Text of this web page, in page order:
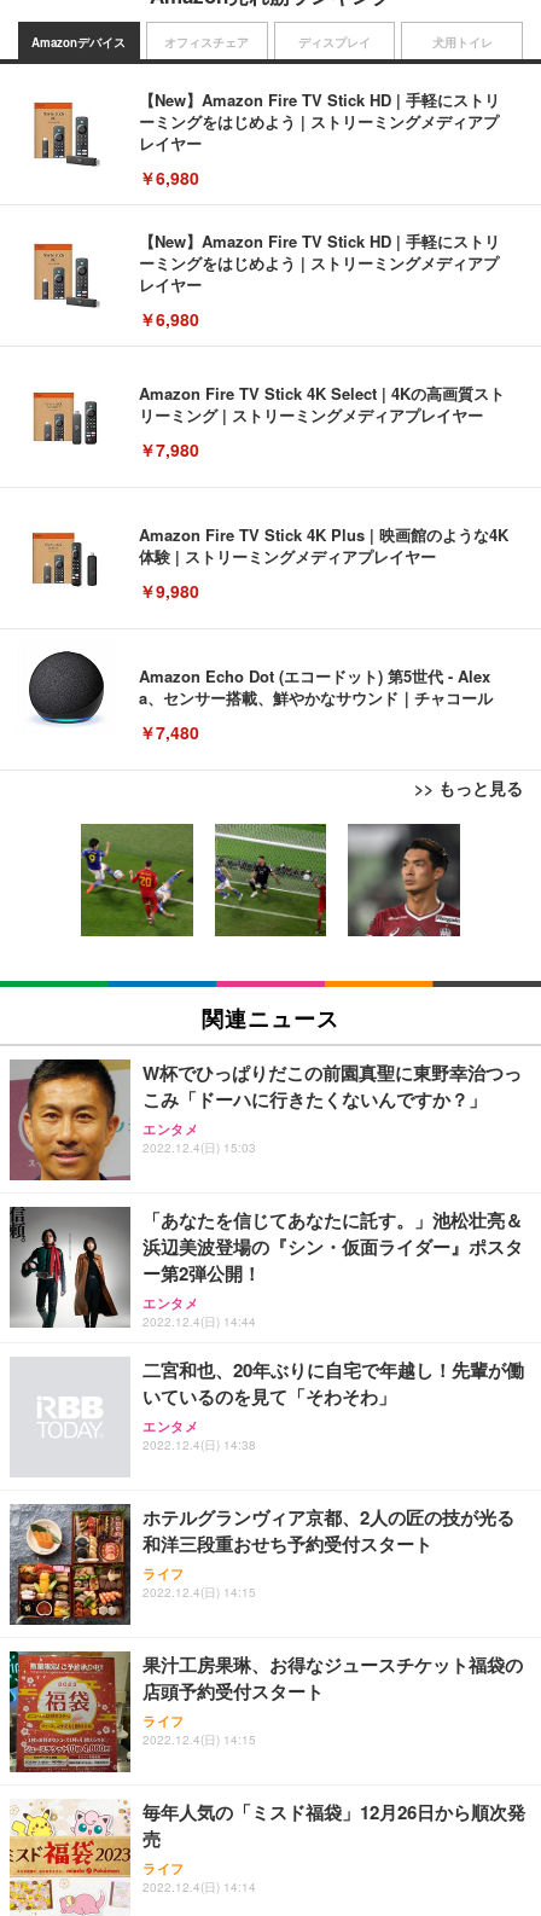
Amazonデバイス
【New】Amazon Fire TV Stick HD | 手軽にストリ
ーミングをはじめよう | ストリーミングメディアプ
レイヤー
￥6,980
【New】Amazon Fire TV Stick HD | 手軽にストリ
ーミングをはじめよう | ストリーミングメディアプ
レイヤー
￥6,980
Amazon Fire TV Stick 4K Select | 4Kの高画質スト
リーミング | ストリーミングメディアプレイヤー
￥7,980
Amazon Fire TV Stick 4K Plus | 映画館のような4K
体験 | ストリーミングメディアプレイヤー
￥9,980
Amazon Echo Dot (エコードット) 第5世代 - Alex
a、センサー搭載、鮮やかなサウンド｜チャコール
￥7,480
>> もっと見る
オフィスチェア
[EdoErgo] オフィスチェア 椅子 テレワーク 疲れな
い 跳ね上げ式アームレスト コンパクト 約105度ロッ
キング pc 事務椅子 360度回転 座面昇降 強化ナイロ
ン樹脂ベース 通気性メッシュ 在宅ワーク H-WY01
(黒網+黒枠+黒足)
￥5,699
SIHOO B100 オフィスチェア／デスクチェア メッシ
ュチェア 人間工学 疲れない ブラック
￥27,999
Sezlife オフィスチェア デスクチェア 疲れない テレ
ワーク チェア 強化バックレスト 30度ロッキング機
能 人間工学 椅子 腰サポート 90度跳ね上げ式アーム
ョン PCチェア 通気性メッシュ ゲーミング/勉強/事
務用 おしゃれ パソコンチェア (ブラック)
Sezlife オフィスチェア デスクチェア 疲れない テレ
ワーク チェア 強化バックレスト 30度ロッキング機
能 人間工学 椅子 腰サポート 90度跳ね上げ式アーム
レスト 3Dヘッドレスト ハンガー付き 高反発クッシ
務用 おしゃれ パソコンチェア (ホワイト)
ANDWINT オフィスチェア デスクチェア 肘なし メ
ッシュ 通気性 ランバーサポート付き 腰サポート ガ
ス圧無段階昇降 360度回転 キャスター付き コンパク
ディスプレイ
EIZO ビジネス向けプレミアムモニター | FlexScan
EV3240X-WT | 31.5型4K UHD・USB Type-C・ホワ
イト
￥105,595
EIZO ビジネス向けプレミアムモニター | FlexScan
【純正品】27"ゲーミングモニター DualSense 充電
フック付き（CFI-ZDM1J）
【整備済み品】Dell E2724HS 27インチ 液晶モニタ
ー フルHD（1920×1080）VA 非光沢 HDMI/DisplayP
ort/VGA スピーカー内蔵 高さ調整 スイベル VESA対
応 ComfortView ビジネス向け
【MiniLED/24.5inch/280Hz/FHD】GRAPHT THE S
HOOTER Gaming Monitor 24” Essential ゲーミン
グモニター QD 24.5インチ 1ms FHD 量子ドット 残
犬用トイレ
Amazonベーシック ペットシーツ 薄型 レギュラー 1
回使い捨て 無香料 ホワイト 300枚
￥3,373
Amazonベーシック ペットシーツ 厚型 ワイド 42枚
x2袋(84枚) ホワイト(吸収面:ライトブルー)
￥3,234
ネオ・ルーライフ ネオ・オムツ L 中型犬用 26枚入
り 単品
Smart Basic(スマートベーシック) 【Amazon.co.jp
限定】 Smart Basic アイリスオーヤマ ペットシーツ
超厚型 お徳用 ワイド 100枚入 (x 1) (ケース販売)
アイリスオーヤマ ペットシーツ 超厚型 お徳用 レギ
ュラー 200枚入【Amazon.co.jp限定】
関連ニュース
W杯でひっぱりだこの前園真聖に東野幸治つっ
こみ「ドーハに行きたくないんですか？」
エンタメ
2022.12.4(日) 15:03
「あなたを信じてあなたに託す。」池松壮亮＆
浜辺美波登場の『シン・仮面ライダー』ポスタ
ー第2弾公開！
エンタメ
2022.12.4(日) 14:44
二宮和也、20年ぶりに自宅で年越し！先輩が働
いているのを見て「そわそわ」
エンタメ
2022.12.4(日) 14:38
ホテルグランヴィア京都、2人の匠の技が光る
和洋三段重おせち予約受付スタート
ライフ
2022.12.4(日) 14:15
果汁工房果琳、お得なジュースチケット福袋の
店頭予約受付スタート
ライフ
2022.12.4(日) 14:15
毎年人気の「ミスド福袋」12月26日から順次発
売
ライフ
2022.12.4(日) 14:14